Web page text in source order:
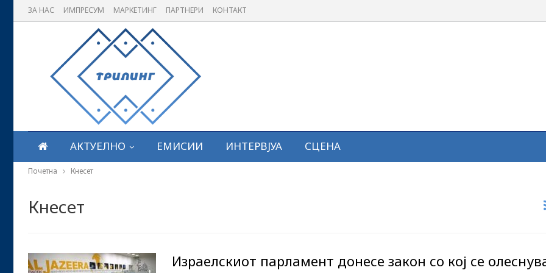
ЗА НАС ИМПРЕСУМ МАРКЕТИНГ ПАРТНЕРИ КОНТАКТ
АКТУЕЛНО ЕМИСИИ ИНТЕРВЈУА СЦЕНА
Почетна Кнесет
Кнесет
Израелскиот парламент донесе закон со кој се